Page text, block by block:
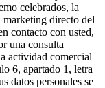
celebrados, la
directo del
contacto con usted,
una consulta
actividad comercial
6, apartado 1, letra
datos personales se